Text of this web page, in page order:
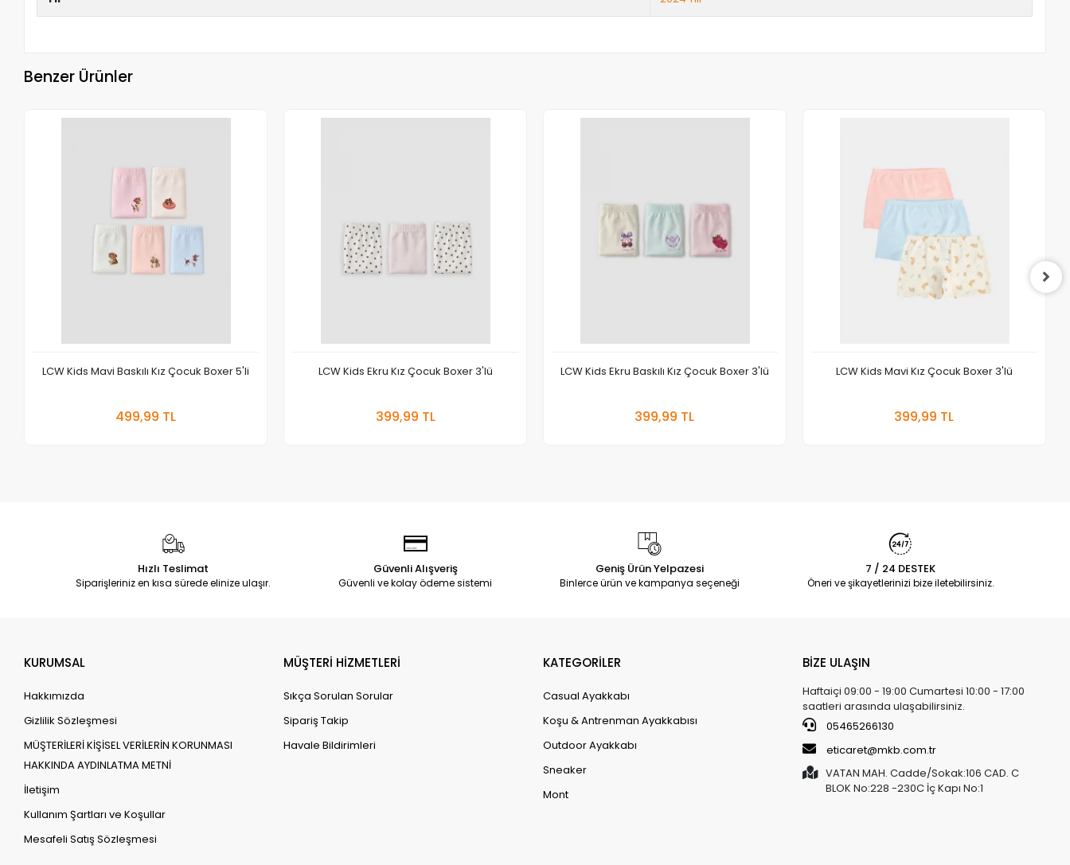
Benzer Ürünler
LCW Kids Mavi Baskılı Kız Çocuk Boxer 5'li
499,99 TL
LCW Kids Ekru Kız Çocuk Boxer 3'lü
399,99 TL
LCW Kids Ekru Baskılı Kız Çocuk Boxer 3'lü
399,99 TL
LCW Kids Mavi Kız Çocuk Boxer 3'lü
399,99 TL
Hızlı Teslimat
Siparişleriniz en kısa sürede elinize ulaşır.
Güvenli Alışveriş
Güvenli ve kolay ödeme sistemi
Geniş Ürün Yelpazesi
Binlerce ürün ve kampanya seçeneği
7 / 24 DESTEK
Öneri ve şikayetlerinizi bize iletebilirsiniz.
KURUMSAL
Hakkımızda
Gizlilik Sözleşmesi
MÜŞTERİLERİ KİŞİSEL VERİLERİN KORUNMASI
HAKKINDA AYDINLATMA METNİ
İletişim
Kullanım Şartları ve Koşullar
Mesafeli Satış Sözleşmesi
MÜŞTERİ HİZMETLERİ
Sıkça Sorulan Sorular
Sipariş Takip
Havale Bildirimleri
KATEGORİLER
Casual Ayakkabı
Koşu & Antrenman Ayakkabısı
Outdoor Ayakkabı
Sneaker
Mont
BİZE ULAŞIN
Haftaiçi 09:00 - 19:00 Cumartesi 10:00 - 17:00
saatleri arasında ulaşabilirsiniz.
05465266130
eticaret@mkb.com.tr
VATAN MAH. Cadde/Sokak:106 CAD. C
BLOK No:228 -230C İç Kapı No:1